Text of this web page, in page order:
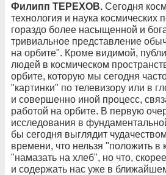
Филипп ТЕРЕХОВ. Сегодня
технология и наука космических
гораздо более насыщенной и
тривиальное представление
на орбите". Кроме видимой,
людей в космическом
орбите, которую мы сегодня
"картинки" по телевизору или в
и совершенно иной процесс,
работой на орбите. В первую
исследования в
бы сегодня выглядит
времени, что нельзя "положить в
"намазать на хлеб", но что,
и содержать нас уже в